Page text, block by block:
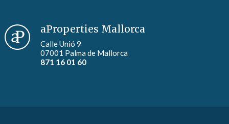
aProperties Mallorca
Calle Unió 9
07001 Palma de Mallorca
871 16 01 60